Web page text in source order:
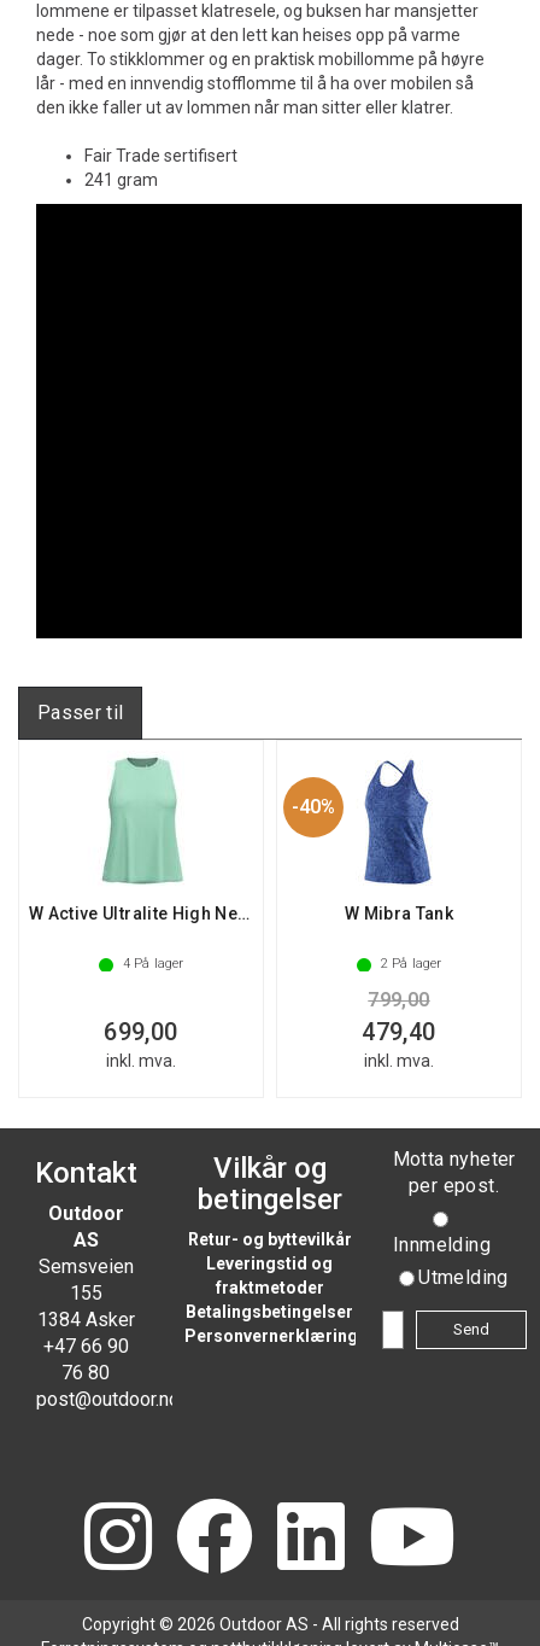
lommene er tilpasset klatresele, og buksen har mansjetter
nede - noe som gjør at den lett kan heises opp på varme
dager. To stikklommer og en praktisk mobillomme på høyre
lår - med en innvendig stofflomme til å ha over mobilen så
den ikke faller ut av lommen når man sitter eller klatrer.
Fair Trade sertifisert
241 gram
Passer til
W Active Ultralite High Neck Tank
4 På lager
699,00
inkl. mva.
40%
W Mibra Tank
2 På lager
799,00
479,40
inkl. mva.
Kontakt
Outdoor
AS
Semsveien
155
1384 Asker
+47 66 90
76 80
post@outdoor.no
Vilkår og
betingelser
Retur- og byttevilkår
Leveringstid og
fraktmetoder
Betalingsbetingelser
Personvernerklæring
Motta nyheter
per epost.
Innmelding
Utmelding
Copyright © 2026 Outdoor AS - All rights reserved